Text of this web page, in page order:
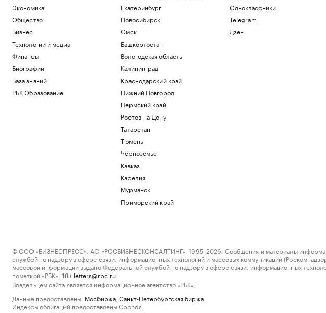
Экономика
Общество
Бизнес
Технологии и медиа
Финансы
Биографии
База знаний
РБК Образование
Екатеринбург
Новосибирск
Омск
Башкортостан
Вологодская область
Калининград
Краснодарский край
Нижний Новгород
Пермский край
Ростов-на-Дону
Татарстан
Тюмень
Черноземье
Кавказ
Карелия
Мурманск
Приморский край
Одноклассники
Telegram
Дзен
© ООО «БИЗНЕСПРЕСС», АО «РОСБИЗНЕСКОНСАЛТИНГ», 1995–2026. Сообщения и материалы
службой по надзору в сфере связи, информационных технологий и массовых коммуникаций
массовой информации выдано Федеральной службой по надзору в сфере связи, информационных
пометкой «РБК».
18+ letters@rbc.ru
Владельцем сайта является информационное агентство «РБК».
Данные предоставлены: Мосбиржа Санкт-Петербургская биржа
Индексы облигаций предоставлены Cbonds.